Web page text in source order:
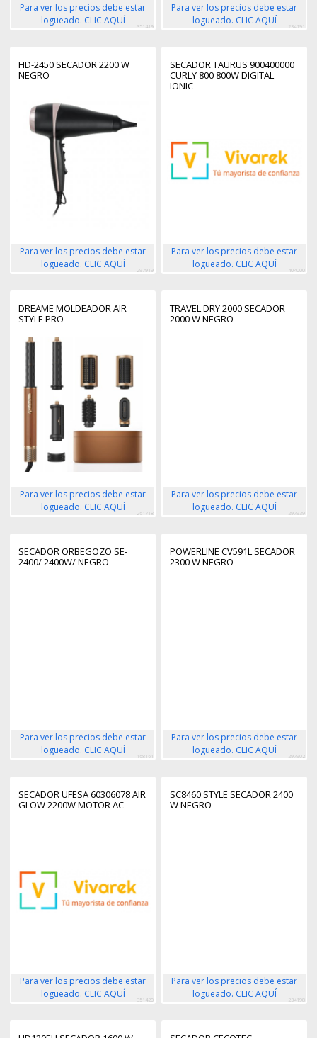
Para ver los precios debe estar
logueado. CLIC AQUÍ
351419
Para ver los precios debe estar
logueado. CLIC AQUÍ
234191
HD-2450 SECADOR 2200 W
NEGRO
Para ver los precios debe estar
logueado. CLIC AQUÍ
297919
SECADOR TAURUS 900400000
CURLY 800 800W DIGITAL
IONIC
Para ver los precios debe estar
logueado. CLIC AQUÍ
404000
DREAME MOLDEADOR AIR
STYLE PRO
Para ver los precios debe estar
logueado. CLIC AQUÍ
261718
TRAVEL DRY 2000 SECADOR
2000 W NEGRO
Para ver los precios debe estar
logueado. CLIC AQUÍ
297939
SECADOR ORBEGOZO SE-
2400/ 2400W/ NEGRO
Para ver los precios debe estar
logueado. CLIC AQUÍ
168161
POWERLINE CV591L SECADOR
2300 W NEGRO
Para ver los precios debe estar
logueado. CLIC AQUÍ
297902
SECADOR UFESA 60306078 AIR
GLOW 2200W MOTOR AC
Para ver los precios debe estar
logueado. CLIC AQUÍ
351420
SC8460 STYLE SECADOR 2400
W NEGRO
Para ver los precios debe estar
logueado. CLIC AQUÍ
234198